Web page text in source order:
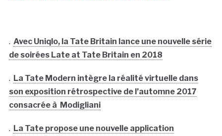
. Avec Uniqlo, la Tate Britain lance une nouvelle série
de soirées Late at Tate Britain en 2018
. La Tate Modern intègre la réalité virtuelle dans
son exposition rétrospective de l’automne 2017
consacrée à Modigliani
. La Tate propose une nouvelle application